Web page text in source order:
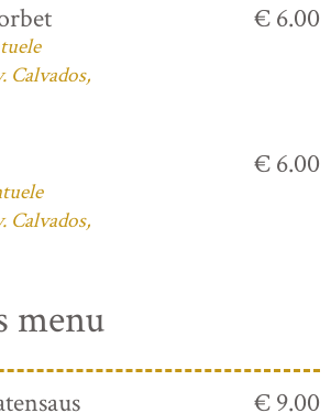
Calvados,
€ 6.00
Calvados,
€ 6.00
menu
€ 9.00